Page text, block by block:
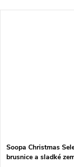
Soopa Christmas
brusnice a sladké